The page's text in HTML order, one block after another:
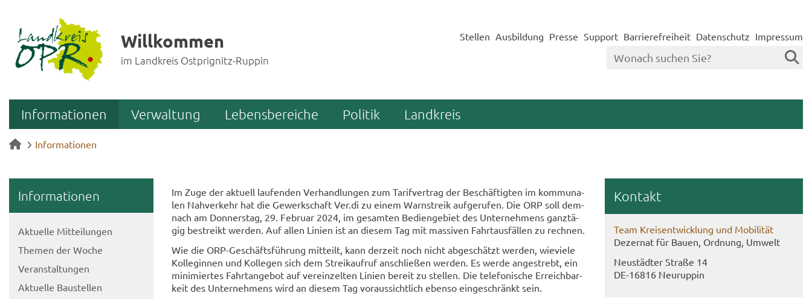
Willkommen
im Landkreis Ostprignitz-Ruppin
Stellen Ausbildung Presse Support Barrierefreiheit Datenschutz Impressum
Informationen Verwaltung Lebensbereiche Politik Landkreis
Informationen
In­for­ma­tio­nen
Ak­tu­el­le Mit­tei­lun­gen
The­men der Woche
Ver­an­stal­tun­gen
Ak­tu­el­le Bau­stel­len
Im Zuge der ak­tu­ell lau­fen­den Ver­hand­lun­gen zum Ta­rif­ver­trag der Be­schäf­tig­ten im kom­mu­na­
len Nah­ver­kehr hat die Ge­werk­schaft Ver.di zu einem Warn­streik auf­ge­ru­fen. Die ORP soll dem­
nach am Don­ners­tag, 29. Fe­bru­ar 2024, im ge­sam­ten Be­dien­ge­biet des Un­ter­neh­mens ganz­tä­
gig be­streikt wer­den. Auf allen Li­ni­en ist an die­sem Tag mit mas­si­ven Fahrt­aus­fäl­len zu rech­nen.
Wie die ORP-​Geschäftsführung mit­teilt, kann der­zeit noch nicht ab­ge­schätzt wer­den, wie­vie­le
Kol­le­gin­nen und Kol­le­gen sich dem Streik­auf­ruf an­schlie­ßen wer­den. Es werde an­ge­strebt, ein
mi­ni­mier­tes Fahrt­an­ge­bot auf ver­ein­zel­ten Li­ni­en be­reit zu stel­len. Die te­le­fo­ni­sche Er­reich­bar­
keit des Un­ter­neh­mens wird an die­sem Tag vor­aus­sicht­lich eben­so ein­ge­schränkt sein.
Kon­takt
Team Kreis­ent­wick­lung und Mo­bi­li­tät
De­zer­nat für Bauen, Ord­nung, Um­welt
Neu­städ­ter Stra­ße 14
DE-​16816 Neu­rup­pin